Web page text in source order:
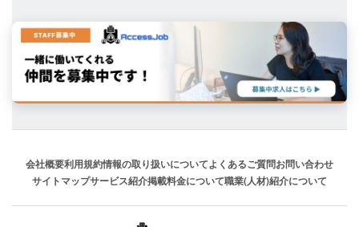
会社概要利用規約情報の取り扱いについてよくあるご質問お問い合わせ
サイトマップサービス紹介掲載料金について職業(人材)紹介について